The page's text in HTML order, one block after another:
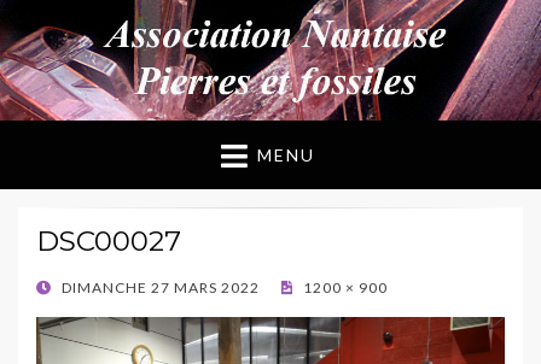
ANPF
Association Nantaise Pierres et Fossiles
MENU
DSC00027
POSTED
DIMANCHE 27 MARS 2022 1200 × 900